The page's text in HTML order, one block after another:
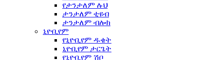
የታንታለም ሉህ
ታንታለም ቲዩብ
ታንታለም ብሎክ
ኒዮቢየም
የኒዮቢየም ዱቄት
ኒዮቢየም ታርጌት
የኒዮቢየም ሽቦ